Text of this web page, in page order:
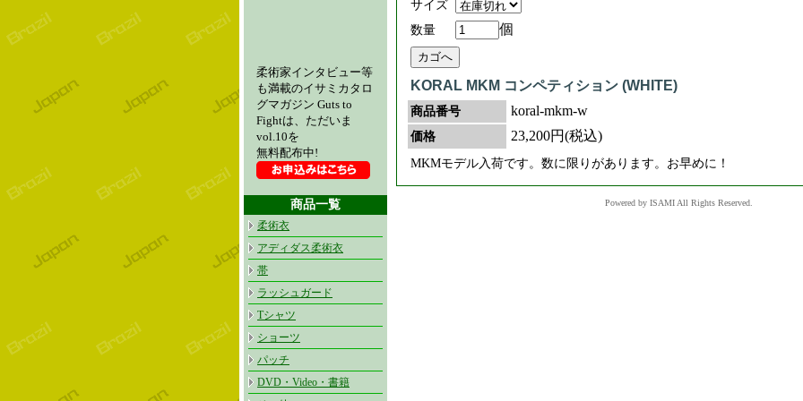
柔術家インタビュー等
も満載のイサミカタロ
グマガジン Guts to
Fightは、ただいま
vol.10を
無料配布中!
商品一覧
柔術衣
アディダス柔術衣
帯
ラッシュガード
Tシャツ
ショーツ
パッチ
DVD・Video・書籍
サイズ
数量
個
KORAL MKM コンペティション (WHITE)
商品番号 koral-mkm-w
価格 23,200円(税込)
MKMモデル入荷です。数に限りがあります。お早めに！
Powered by ISAMI All Rights Reserved.